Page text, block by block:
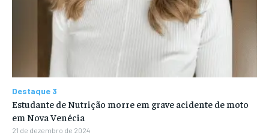
Destaque 3
Estudante de Nutrição morre em grave acidente de moto
em Nova Venécia
21 de dezembro de 2024